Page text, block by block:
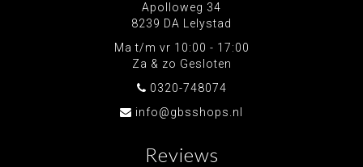
Apolloweg 34
8239 DA Lelystad
Ma t/m vr 10:00 - 17:00
Za & zo Gesloten
0320-748074
info@gbsshops.nl
Reviews